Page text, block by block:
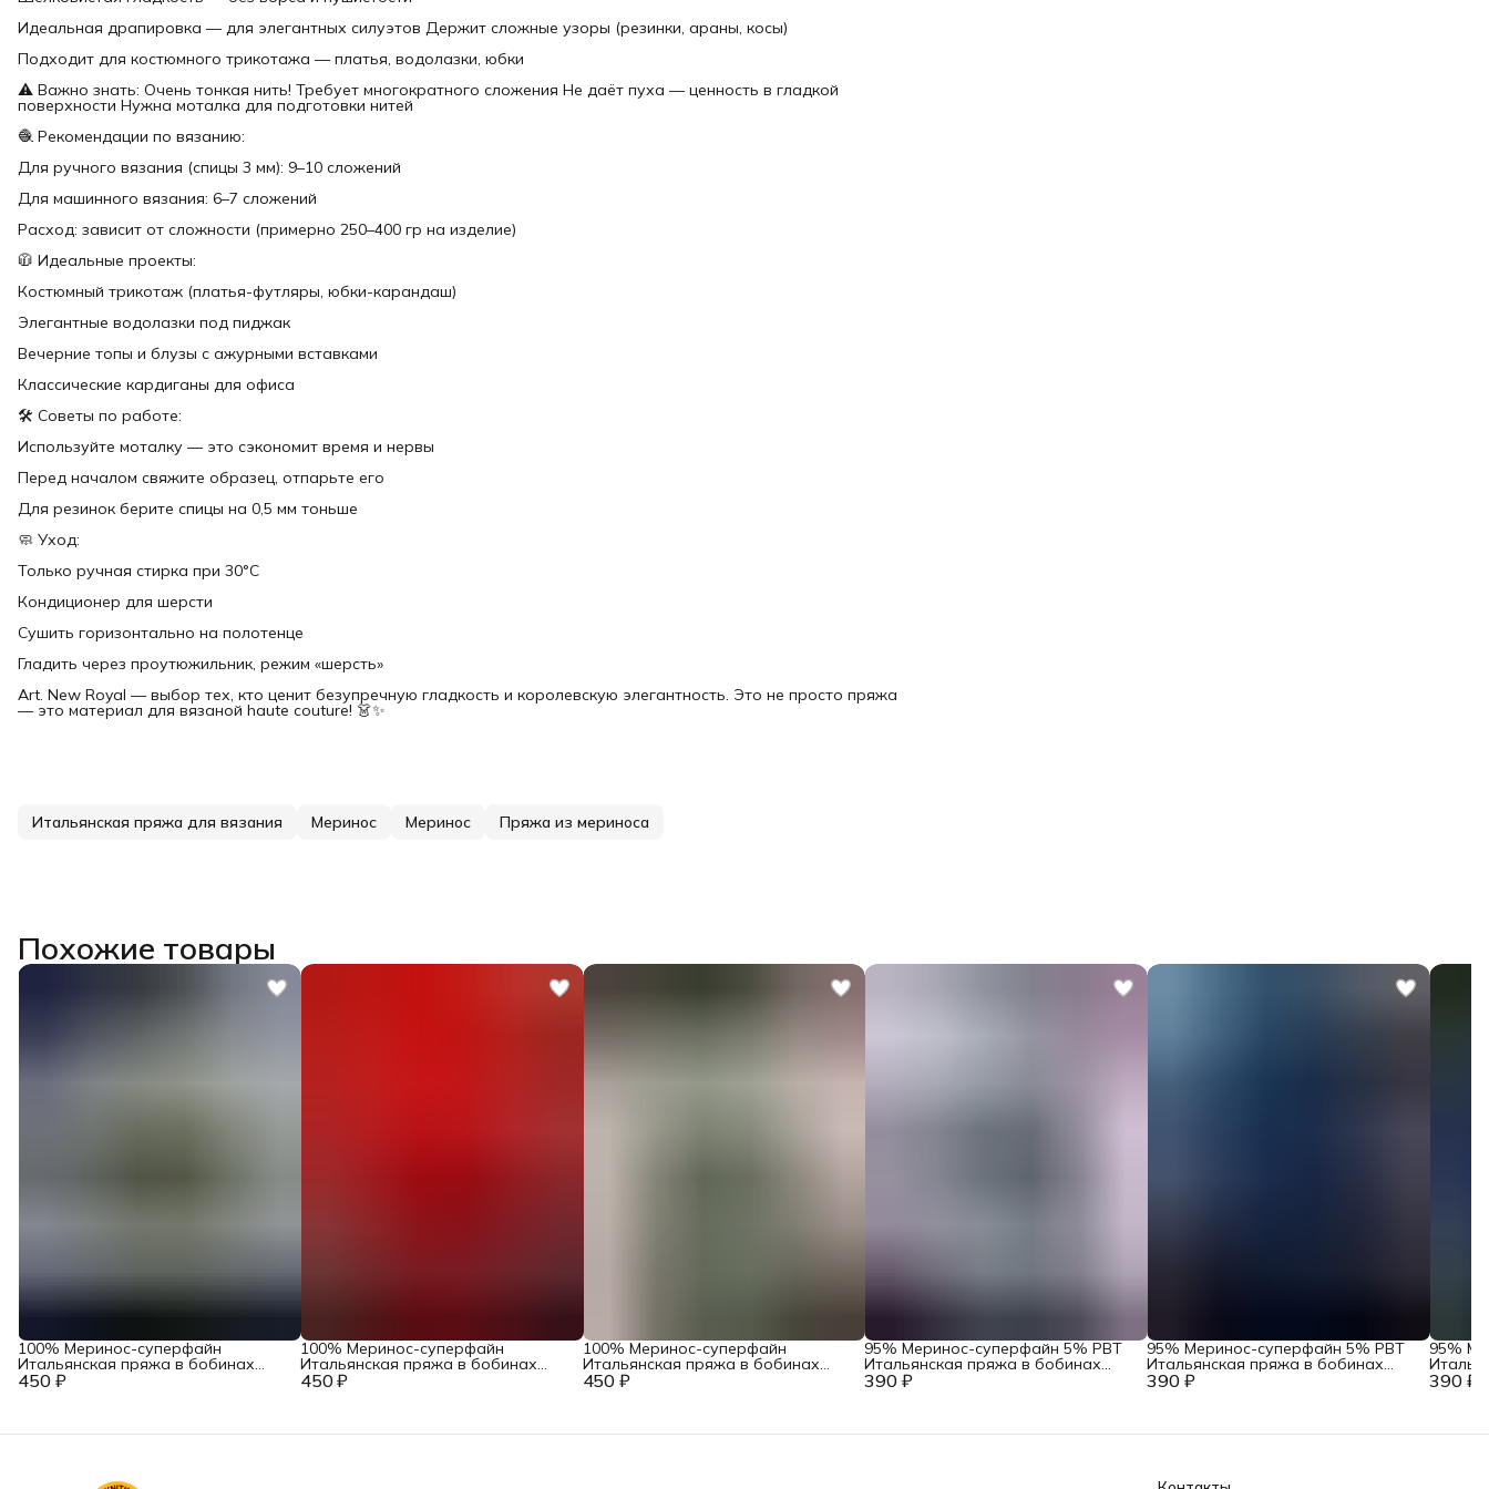
Идеальная драпировка — для элегантных силуэтов Держит сложные узоры (резинки, араны, косы)
Подходит для костюмного трикотажа — платья, водолазки, юбки
⚠️ Важно знать: Очень тонкая нить! Требует многократного сложения Не даёт пуха — ценность в гладкой
поверхности Нужна моталка для подготовки нитей
🧶 Рекомендации по вязанию:
Для ручного вязания (спицы 3 мм): 9–10 сложений
Для машинного вязания: 6–7 сложений
Расход: зависит от сложности (примерно 250–400 гр на изделие)
🧥 Идеальные проекты:
Костюмный трикотаж (платья-футляры, юбки-карандаш)
Элегантные водолазки под пиджак
Вечерние топы и блузы с ажурными вставками
Классические кардиганы для офиса
🛠 Советы по работе:
Используйте моталку — это сэкономит время и нервы
Перед началом свяжите образец, отпарьте его
Для резинок берите спицы на 0,5 мм тоньше
🧼 Уход:
Только ручная стирка при 30°C
Кондиционер для шерсти
Сушить горизонтально на полотенце
Гладить через проутюжильник, режим «шерсть»
Art. New Royal — выбор тех, кто ценит безупречную гладкость и королевскую элегантность. Это не просто пряжа
— это материал для вязаной haute couture! 👗✨
Итальянская пряжа для вязания Меринос Меринос Пряжа из мериноса
Похожие товары
450 ₽
100% Меринос-суперфайн
Итальянская пряжа в бобинах
Accademia Industria Italiana Filati 450 ₽
100% Меринос-суперфайн
Итальянская пряжа в бобинах
Accademia Industria Italiana Filati 450 ₽
100% Меринос-суперфайн
Итальянская пряжа в бобинах
Accademia Industria Italiana Filati 390 ₽
95% Меринос-суперфайн 5% PBT
Итальянская пряжа в бобинах
Loro Piana Art. Wish Flex Светло- 390 ₽
95% Меринос-суперфайн 5% PBT
Итальянская пряжа в бобинах
Loro Piana Art. Wish Flex Дипломат 390 ₽
95%
Loro